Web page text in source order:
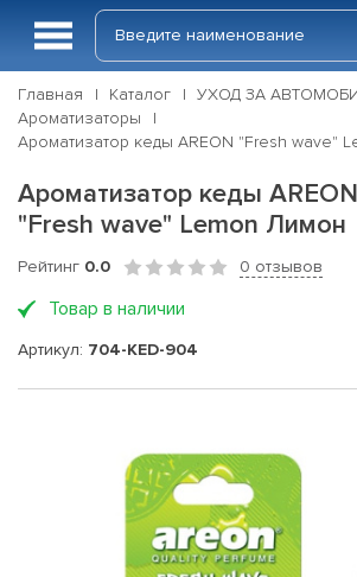
Главная Каталог
УХОД ЗА
Ароматизаторы
Ароматизатор кеды AREON "Fresh wave"
Ароматизатор кеды AREON
"Fresh wave" Lemon Лимон
Рейтинг 0.0 0 отзывов
Товар в наличии
Артикул: 704-KED-904